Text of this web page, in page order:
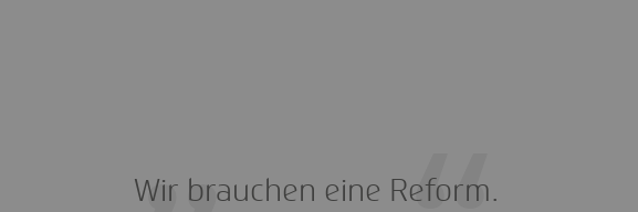
Wir brauchen eine Reform.